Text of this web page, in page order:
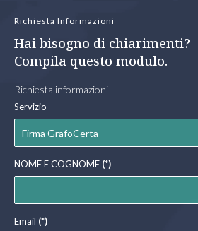
Richiesta Informazioni
Hai bisogno di chiarimenti?
Compila questo modulo.
Richiesta informazioni
Servizio
NOME E COGNOME (*)
Email (*)